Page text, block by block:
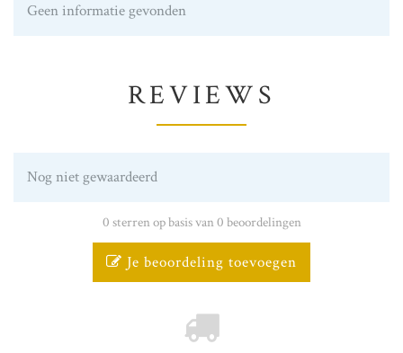
Geen informatie gevonden
REVIEWS
Nog niet gewaardeerd
0 sterren op basis van 0 beoordelingen
Je beoordeling toevoegen